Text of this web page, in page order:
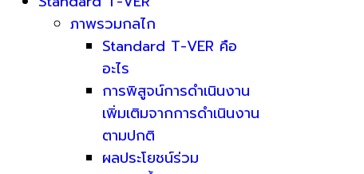
ภาพรวมกลไก
Standard T-VER คือ
อะไร
การพิสูจน์การดำเนินงาน
เพิ่มเติมจากการดำเนินงาน
ตามปกติ
ผลประโยชน์ร่วม